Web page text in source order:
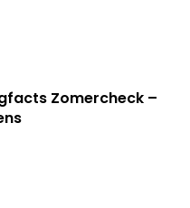
Zomercheck –